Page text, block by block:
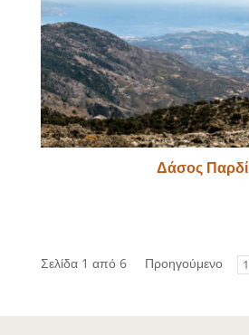
Δάσος Παρδί
Σελίδα 1 από 6 Προηγούμενο 1